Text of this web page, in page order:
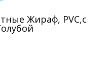
Жираф, PVC,с